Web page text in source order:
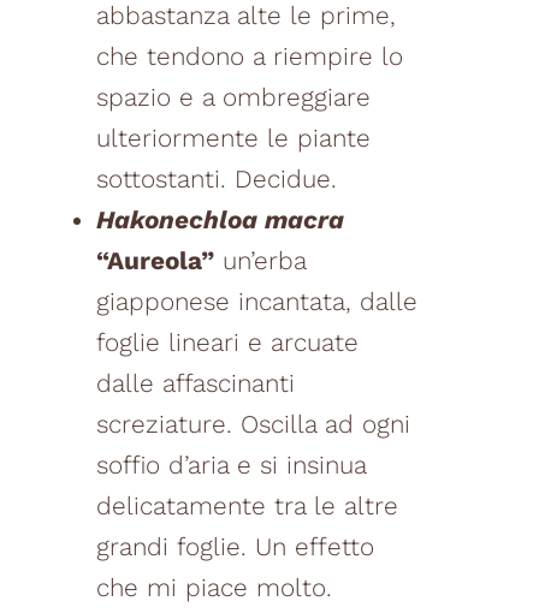
abbastanza alte le prime,
che tendono a riempire lo
spazio e a ombreggiare
ulteriormente le piante
sottostanti. Decidue.
Hakonechloa macra
“Aureola” un’erba
giapponese incantata, dalle
foglie lineari e arcuate
dalle affascinanti
screziature. Oscilla ad ogni
soffio d’aria e si insinua
delicatamente tra le altre
grandi foglie. Un effetto
che mi piace molto.